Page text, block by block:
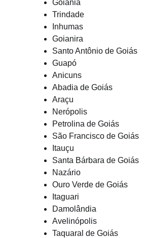
Goiânia
Trindade
Inhumas
Goianira
Santo Antônio de Goiás
Guapó
Anicuns
Abadia de Goiás
Araçu
Nerópolis
Petrolina de Goiás
São Francisco de Goiás
Itauçu
Santa Bárbara de Goiás
Nazário
Ouro Verde de Goiás
Itaguari
Damolândia
Avelinópolis
Taquaral de Goiás